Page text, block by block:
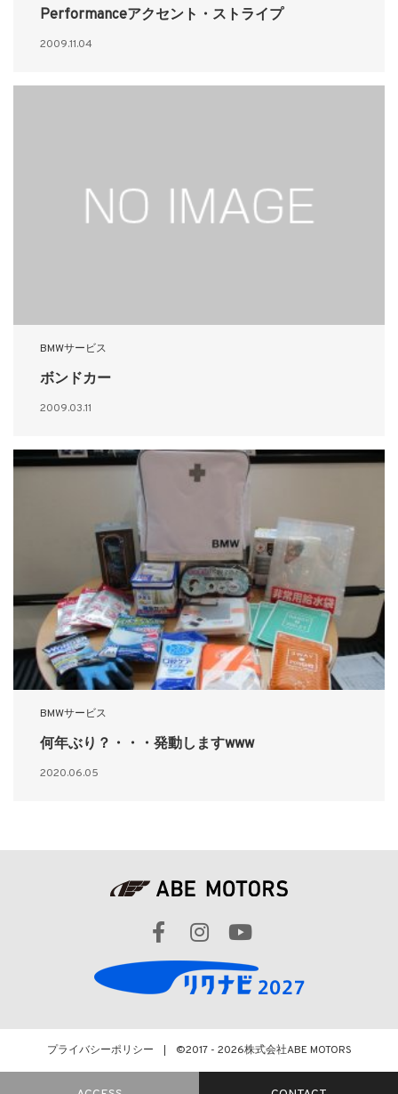
Performanceアクセント・ストライプ
2009.11.04
BMWサービス
ボンドカー
2009.03.11
BMWサービス
何年ぶり？・・・発動しますwww
2020.06.05
プライバシーポリシー ©2017 - 2026株式会社ABE MOTORS